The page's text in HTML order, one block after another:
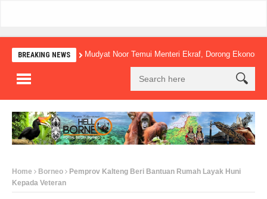
BREAKING NEWSMudyat Noor Temui Menteri Ekraf, Dorong Ekonomi Kreatif
Home Borneo
Pemprov Kalteng Beri Bantuan Rumah Layak Huni
Kepada Veteran